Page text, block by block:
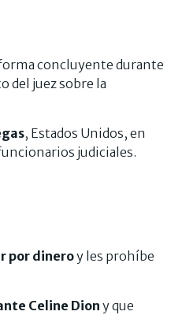
concluyente durante
del juez sobre la
, Estados Unidos, en
judiciales.
por dineroy les prohíbe
Celine Dion y que